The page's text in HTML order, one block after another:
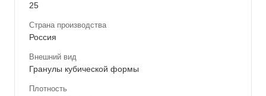
25
Страна производства
Россия
Внешний вид
Гранулы кубической формы
Плотность